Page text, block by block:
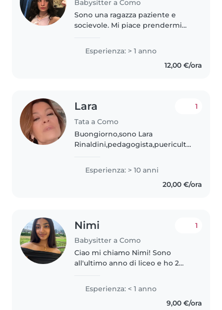
Babysitter a Como
Sono una ragazza paziente e
socievole. Mi piace prendermi
d'aiuto facendo imparare loro
nuove cose, ad esempio tramite
l'insegnamento delle lingue che..
Esperienza: > 1 anno
12,00 €/ora
Lara
Tata a Como
1
Buongiorno,sono Lara
Rinaldini,pedagogista,puericultrice,tata
anni,presso asili nido e famiglie
in Italia e Svizzera, referenziata..
Esperienza: > 10 anni
20,00 €/ora
Nimi
Babysitter a Como
1
Ciao mi chiamo Nimi! Sono
all'ultimo anno di liceo e ho 2
babysitter e adoro passare il
tempo con i bambini, giocare
con loro, aiutarli nei compiti e
Esperienza: < 1 anno
9,00 €/ora